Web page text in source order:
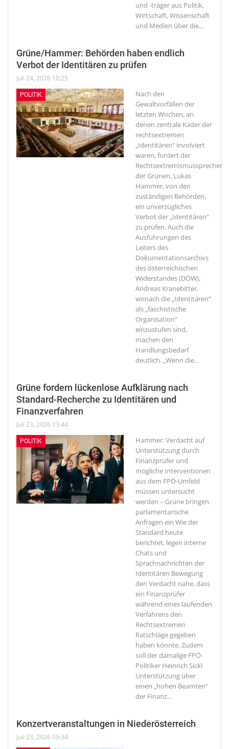
und -träger aus Politik,
Wirtschaft, Wissenschaft
und Medien über die…
Grüne/Hammer: Behörden haben endlich
Verbot der Identitären zu prüfen
Juli 24, 2026 10:25
POLITIK
Nach den
Gewaltvorfällen der
letzten Wochen, an
denen zentrale Kader der
rechtsextremen
„Identitären“ involviert
waren, fordert der
Rechtsextremismussprecher
der Grünen, Lukas
Hammer, von den
zuständigen Behörden,
ein unverzügliches
Verbot der „Identitären“
zu prüfen. Auch die
Ausführungen des
Leiters des
Dokumentationsarchivs
des österreichischen
Widerstandes (DÖW),
Andreas Kranebitter,
wonach die „Identitären“
als „faschistische
Organisation“
einzustufen sind,
machen den
Handlungsbedarf
deutlich. „Wenn die…
Grüne fordern lückenlose Aufklärung nach
Standard-Recherche zu Identitären und
Finanzverfahren
Juli 23, 2026 13:44
POLITIK
Hammer: Verdacht auf
Unterstützung durch
Finanzprüfer und
mögliche Interventionen
aus dem FPÖ-Umfeld
müssen untersucht
werden – Grüne bringen
parlamentarische
Anfragen ein Wie der
Standard heute
berichtet, legen interne
Chats und
Sprachnachrichten der
Identitären Bewegung
den Verdacht nahe, dass
ein Finanzprüfer
während eines laufenden
Verfahrens den
Rechtsextremen
Ratschläge gegeben
haben könnte. Zudem
soll der damalige FPÖ-
Politiker Heinrich Sickl
Unterstützung über
einen „hohen Beamten“
der Finanz…
Konzertveranstaltungen in Niederösterreich
Juli 23, 2026 09:34